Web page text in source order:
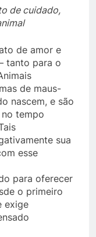
de cuidado,
de amor e
tanto para o
de maus-
nascem, e são
tempo
sua
esse
para oferecer
o primeiro
exige